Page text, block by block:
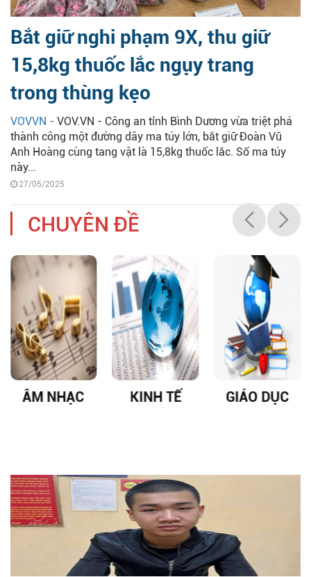
Bắt giữ nghi phạm 9X, thu giữ
15,8kg thuốc lắc ngụy trang
trong thùng kẹo
VOVVN - VOV.VN - Công an tỉnh Bình Dương vừa triệt phá
thành công một đường dây ma túy lớn, bắt giữ Đoàn Vũ
Anh Hoàng cùng tang vật là 15,8kg thuốc lắc. Số ma túy
này...
27/05/2025
CHUYÊN ĐỀ
ÂM NHẠC KINH TẾ GIÁO DỤC